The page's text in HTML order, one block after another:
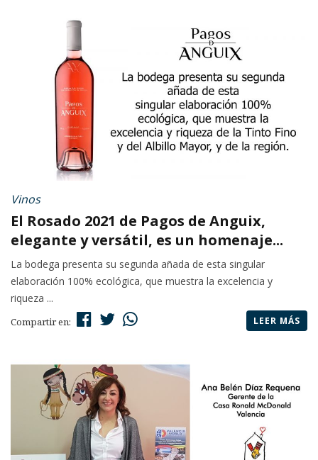
Vinos
El Rosado 2021 de Pagos de Anguix,
elegante y versátil, es un homenaje...
La bodega presenta su segunda añada de esta singular
elaboración 100% ecológica, que muestra la excelencia y
riqueza ...
Compartir en: LEER MÁS